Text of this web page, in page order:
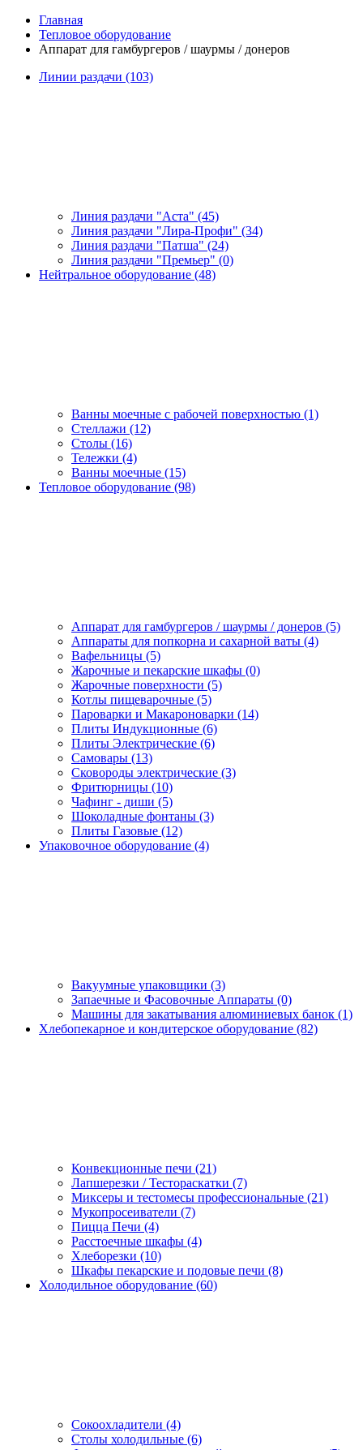
Главная
Тепловое оборудование
Аппарат для гамбургеров / шаурмы / донеров
Линии раздачи (103)
Линия раздачи "Аста" (45)
Линия раздачи "Лира-Профи" (34)
Линия раздачи "Патша" (24)
Линия раздачи "Премьер" (0)
Нейтральное оборудование (48)
Ванны моечные с рабочей поверхностью (1)
Стеллажи (12)
Столы (16)
Тележки (4)
Ванны моечные (15)
Тепловое оборудование (98)
Аппарат для гамбургеров / шаурмы / донеров (5)
Аппараты для попкорна и сахарной ваты (4)
Вафельницы (5)
Жарочные и пекарские шкафы (0)
Жарочные поверхности (5)
Котлы пищеварочные (5)
Пароварки и Макароноварки (14)
Плиты Индукционные (6)
Плиты Электрические (6)
Самовары (13)
Сковороды электрические (3)
Фритюрницы (10)
Чафинг - диши (5)
Шоколадные фонтаны (3)
Плиты Газовые (12)
Упаковочное оборудование (4)
Вакуумные упаковщики (3)
Запаечные и Фасовочные Аппараты (0)
Машины для закатывания алюминиевых банок (1)
Хлебопекарное и кондитерское оборудование (82)
Конвекционные печи (21)
Лапшерезки / Тестораскатки (7)
Миксеры и тестомесы профессиональные (21)
Мукопросеиватели (7)
Пицца Печи (4)
Расстоечные шкафы (4)
Хлеборезки (10)
Шкафы пекарские и подовые печи (8)
Холодильное оборудование (60)
Сокоохладители (4)
Столы холодильные (6)